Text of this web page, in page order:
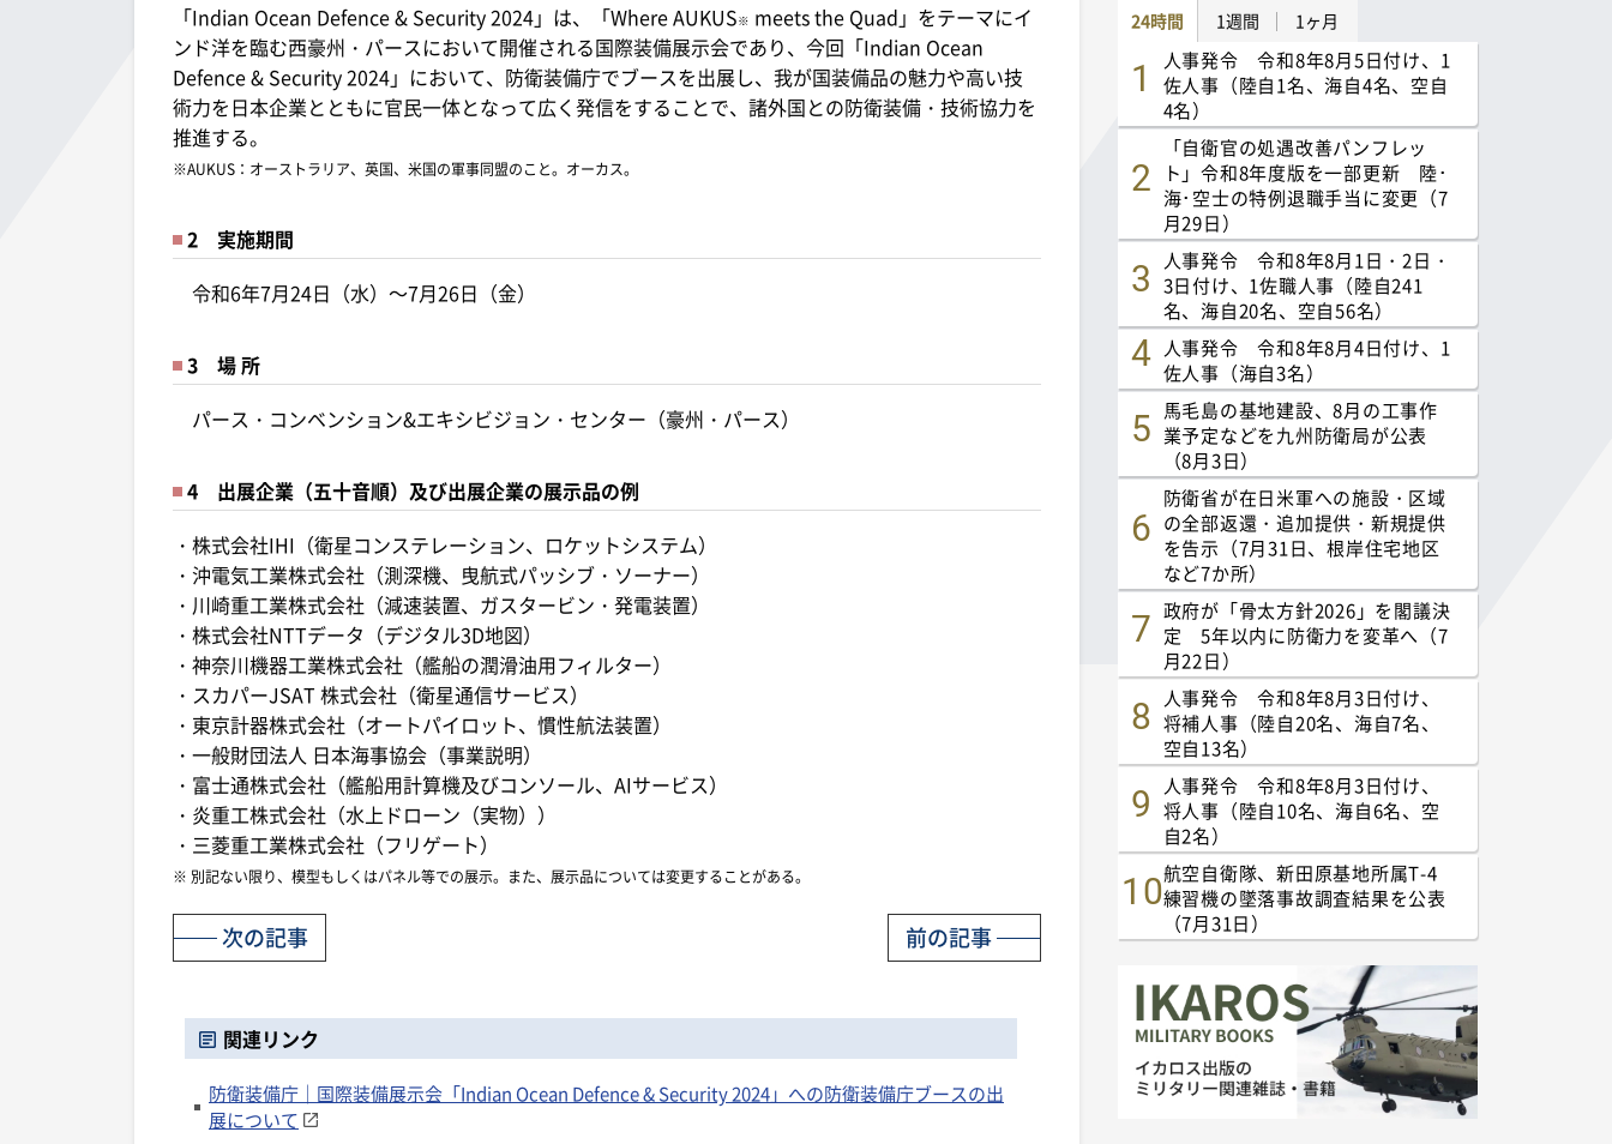
「Indian Ocean Defence & Security 2024」は、「Where AUKUS※ meets the Quad」をテーマにイ
ンド洋を臨む西豪州・パースにおいて開催される国際装備展示会であり、今回「Indian Ocean
Defence & Security 2024」において、防衛装備庁でブースを出展し、我が国装備品の魅力や高い技
術力を日本企業とともに官民一体となって広く発信をすることで、諸外国との防衛装備・技術協力を
推進する。
※AUKUS：オーストラリア、英国、米国の軍事同盟のこと。オーカス。
2 実施期間
令和6年7月24日（水）～7月26日（金）
3 場 所
パース・コンベンション&エキシビジョン・センター（豪州・パース）
4 出展企業（五十音順）及び出展企業の展示品の例
・株式会社IHI（衛星コンステレーション、ロケットシステム）
・沖電気工業株式会社（測深機、曳航式パッシブ・ソーナー）
・川崎重工業株式会社（減速装置、ガスタービン・発電装置）
・株式会社NTTデータ（デジタル3D地図）
・神奈川機器工業株式会社（艦船の潤滑油用フィルター）
・スカパーJSAT 株式会社（衛星通信サービス）
・東京計器株式会社（オートパイロット、慣性航法装置）
・一般財団法人 日本海事協会（事業説明）
・富士通株式会社（艦船用計算機及びコンソール、AIサービス）
・炎重工株式会社（水上ドローン（実物））
・三菱重工業株式会社（フリゲート）
※ 別記ない限り、模型もしくはパネル等での展示。また、展示品については変更することがある。
前の記事
次の記事
関連リンク
防衛装備庁｜国際装備展示会「Indian Ocean Defence & Security 2024」への防衛装備庁ブースの出
展について
24時間 1週間 1ヶ月
人事発令 令和8年8月5日付け、1
佐人事（陸自1名、海自4名、空自
4名）
「自衛官の処遇改善パンフレッ
ト」令和8年度版を一部更新 陸･
海･空士の特例退職手当に変更（7
月29日）
人事発令 令和8年8月1日・2日・
3日付け、1佐職人事（陸自241
名、海自20名、空自56名）
人事発令 令和8年8月4日付け、1
佐人事（海自3名）
馬毛島の基地建設、8月の工事作
業予定などを九州防衛局が公表
（8月3日）
防衛省が在日米軍への施設・区域
の全部返還・追加提供・新規提供
を告示（7月31日、根岸住宅地区
など7か所）
政府が「骨太方針2026」を閣議決
定 5年以内に防衛力を変革へ（7
月22日）
人事発令 令和8年8月3日付け、
将補人事（陸自20名、海自7名、
空自13名）
人事発令 令和8年8月3日付け、
将人事（陸自10名、海自6名、空
自2名）
航空自衛隊、新田原基地所属T-4
練習機の墜落事故調査結果を公表
（7月31日）